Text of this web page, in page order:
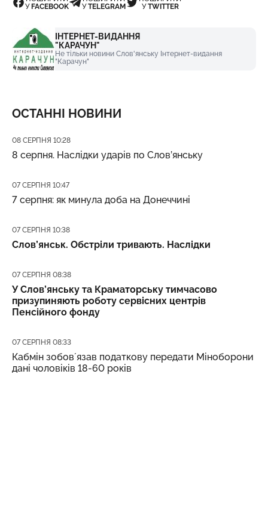
УFACEBOOK
УTELEGRAM
УTWITTER
ІНТЕРНЕТ-ВИДАННЯ
"КАРАЧУН"
Не тільки новини Слов'янську Інтернет-видання
"Карачун"
ОСТАННІ НОВИНИ
Дата публікації
08 СЕРПНЯ 10:28
8 серпня. Наслідки ударів по Слов’янську
Дата публікації
07 СЕРПНЯ 10:47
7 серпня: як минула доба на Донеччині
Дата публікації
07 СЕРПНЯ 10:38
Слов’янськ. Обстріли тривають. Наслідки
Дата публікації
07 СЕРПНЯ 08:38
У Слов’янську та Краматорську тимчасово
призупиняють роботу сервісних центрів
Пенсійного фонду
Дата публікації
07 СЕРПНЯ 08:33
Кабмін зобовʼязав податкову передати Міноборони
дані чоловіків 18-60 років